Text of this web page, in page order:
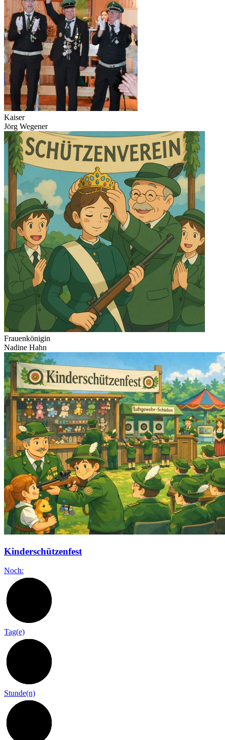
Kaiser
Jörg Wegener
Frauenkönigin
Nadine Hahn
Kinderschützenfest
Noch:
Tag(e)
Stunde(n)